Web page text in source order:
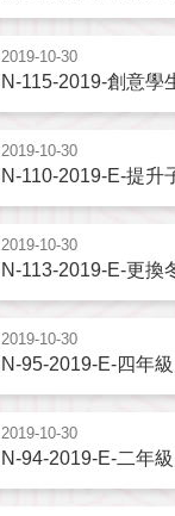
2019-10-30
N-115-2019-創意學
2019-10-30
N-110-2019-E-提升
2019-10-30
N-113-2019-E-更換
2019-10-30
N-95-2019-E-四年
2019-10-30
N-94-2019-E-二年